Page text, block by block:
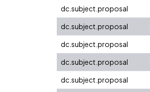
dc.subject.proposal
dc.subject.proposal
dc.subject.proposal
dc.subject.proposal
dc.subject.proposal